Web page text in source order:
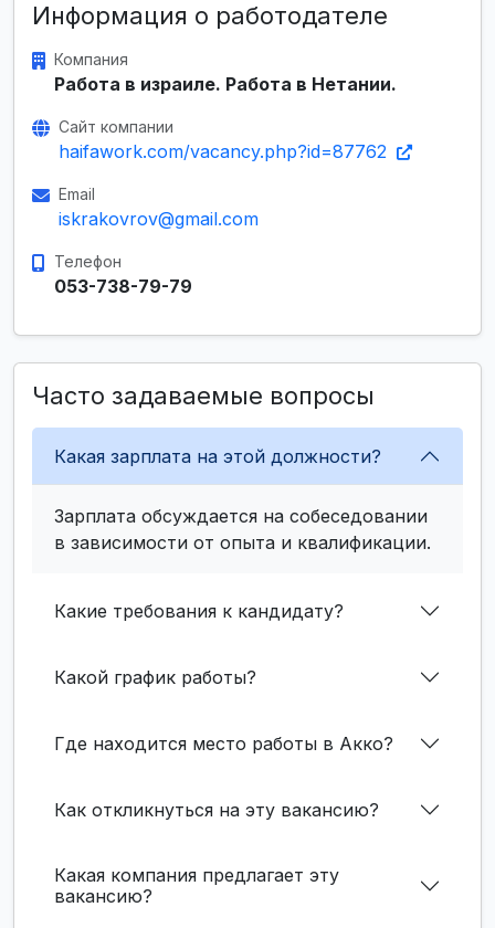
Информация о работодателе
Компания
Работа в израиле. Работа в Нетании.
Сайт компании
haifawork.com/vacancy.php?id=87762
Email
iskrakovrov@gmail.com
Телефон
053-738-79-79
Часто задаваемые вопросы
Какая зарплата на этой должности?
Зарплата обсуждается на собеседовании
в зависимости от опыта и квалификации.
Какие требования к кандидату?
Какой график работы?
Где находится место работы в Акко?
Как откликнуться на эту вакансию?
Какая компания предлагает эту
вакансию?